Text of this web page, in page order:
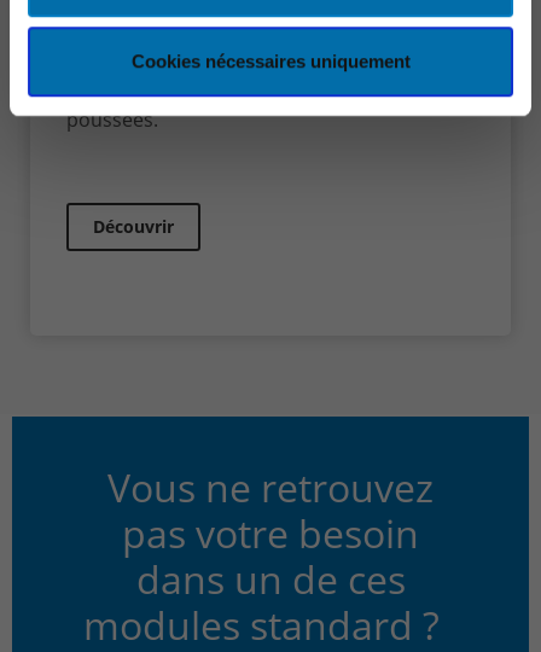
Cookies nécessaires uniquement
Le module Dynamics 365 Marketing vous
permet d'engager efficacement votre public
cible en créant des campagnes marketing
poussées.
Découvrir
Vous ne retrouvez
pas votre besoin
dans un de ces
modules standard ?